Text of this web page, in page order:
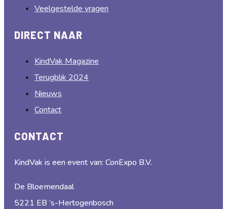
Veelgestelde vragen
DIRECT NAAR
KindVak Magazine
Terugblik 2024
Nieuws
Contact
CONTACT
KindVak is een event van: ConExpo B.V.
De Bloemendaal
5221 EB ’s-Hertogenbosch